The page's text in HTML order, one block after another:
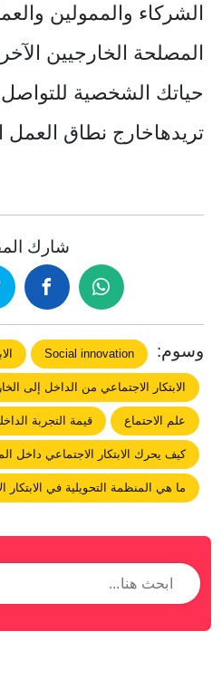
الشركاء والممولين
المصلحة الخارجيين
حياتك الشخصية
تريدهاخارج نطاق العمل
شارك
وسوم: Social innovation
الابتكار الاجتماعي من الداخل إلى
علم الاحتماع قيمة التجربة
كيف يحرك الابتكار الاجتماعي داخل
ما هي المنظمة التحويلية في الابتكار